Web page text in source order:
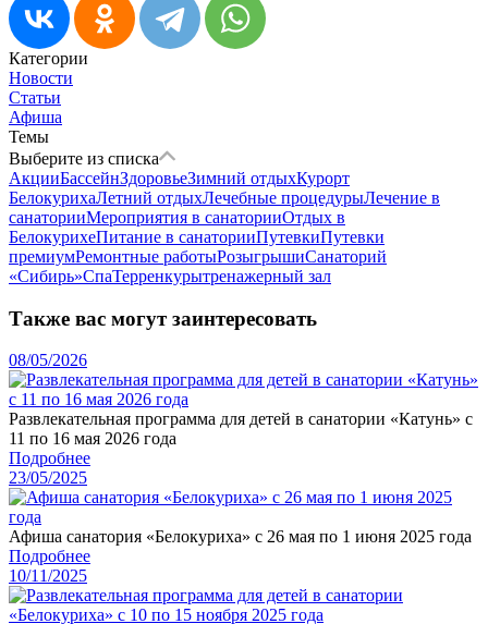
Категории
Новости
Статьи
Афиша
Темы
Выберите из списка
АкцииБассейнЗдоровьеЗимний отдыхКурорт
БелокурихаЛетний отдыхЛечебные процедурыЛечение в
санаторииМероприятия в санаторииОтдых в
БелокурихеПитание в санаторииПутевкиПутевки
премиумРемонтные работыРозыгрышиСанаторий
«Сибирь»СпаТерренкурытренажерный зал
Также вас могут заинтересовать
08/05/2026
Развлекательная программа для детей в санатории «Катунь» с
11 по 16 мая 2026 года
Подробнее
23/05/2025
Афиша санатория «Белокуриха» с 26 мая по 1 июня 2025 года
Подробнее
10/11/2025